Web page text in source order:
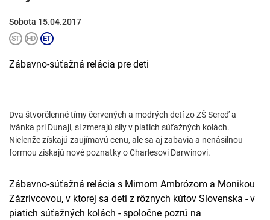
Sobota 15.04.2017
Zábavno-súťažná relácia pre deti
Dva štvorčlenné tímy červených a modrých detí zo ZŠ Sereď a
Ivánka pri Dunaji, si zmerajú sily v piatich súťažných kolách.
Nielenže získajú zaujímavú cenu, ale sa aj zabavia a nenásilnou
formou získajú nové poznatky o Charlesovi Darwinovi.
Zábavno-súťažná relácia s Mimom Ambrózom a Monikou
Zázrivcovou, v ktorej sa deti z rôznych kútov Slovenska - v
piatich súťažných kolách - spoločne pozrú na